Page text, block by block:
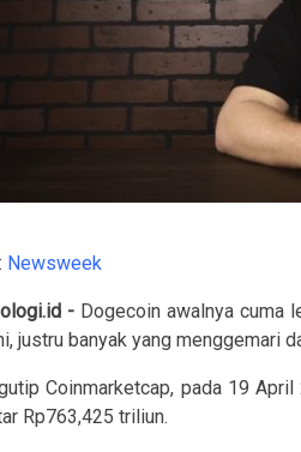
Newsweek
- Dogecoin awalnya cuma
justru banyak yang menggemari
Coinmarketcap, pada 19
Rp763,425 triliun.